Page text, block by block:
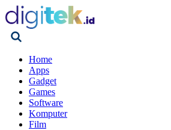
Home
Apps
Gadget
Games
Software
Komputer
Film